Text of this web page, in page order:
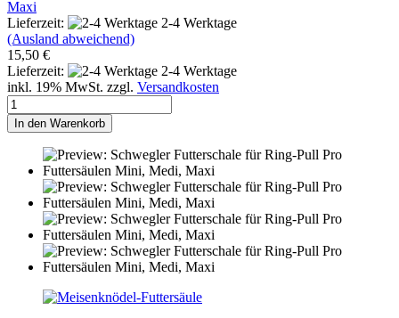
Maxi
Lieferzeit:
2-4 Werktage
(Ausland abweichend)
15,50 €
Lieferzeit:
2-4 Werktage
inkl. 19% MwSt. zzgl. Versandkosten
In den Warenkorb